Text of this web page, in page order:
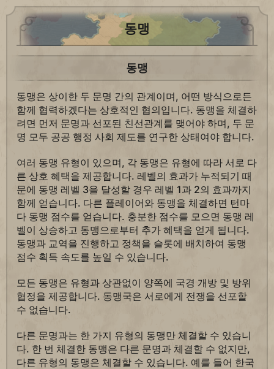
동맹
동맹
동맹은 상이한 두 문명 간의 관계이며, 어떤 방식으로든
함께 협력하겠다는 상호적인 협의입니다. 동맹을 체결하
려면 먼저 문명과 선포된 친선관계를 맺어야 하며, 두 문
명 모두 공공 행정 사회 제도를 연구한 상태여야 합니다.
여러 동맹 유형이 있으며, 각 동맹은 유형에 따라 서로 다
른 상호 혜택을 제공합니다. 레벨의 효과가 누적되기 때
문에 동맹 레벨 3을 달성할 경우 레벨 1과 2의 효과까지
함께 얻습니다. 다른 플레이어와 동맹을 체결하면 턴마
다 동맹 점수를 얻습니다. 충분한 점수를 모으면 동맹 레
벨이 상승하고 동맹으로부터 추가 혜택을 얻게 됩니다.
동맹과 교역을 진행하고 정책을 슬롯에 배치하여 동맹
점수 획득 속도를 높일 수 있습니다.
모든 동맹은 유형과 상관없이 양쪽에 국경 개방 및 방위
협정을 제공합니다. 동맹국은 서로에게 전쟁을 선포할
수 없습니다.
다른 문명과는 한 가지 유형의 동맹만 체결할 수 있습니
다. 한 번 체결한 동맹은 다른 문명과 체결할 수 없지만,
다른 유형의 동맹은 체결할 수 있습니다. 예를 들어 한국